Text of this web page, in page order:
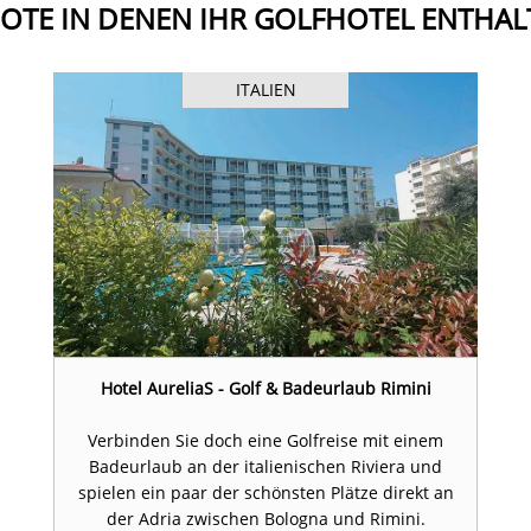
IN DENEN IHR GOLFHOTEL
ITALIEN
Hotel AureliaS - Golf & Badeurlaub Rimini
Verbinden Sie doch eine Golfreise mit einem
Badeurlaub an der italienischen Riviera und
spielen ein paar der schönsten Plätze direkt an
der Adria zwischen Bologna und Rimini.